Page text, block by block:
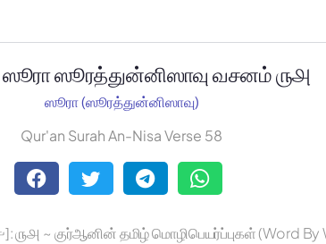
ஸூரத்துன்னிஸாவு வசனம் ௫௮
ஸூரா (ஸூரத்துன்னிஸாவு)
Qur'an Surah An-Nisa Verse 58
௫௮ ~ குர்ஆனின் தமிழ் மொழிபெயர்ப்புகள் (Word By